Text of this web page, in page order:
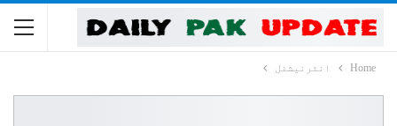
Home انٹرنیشنل